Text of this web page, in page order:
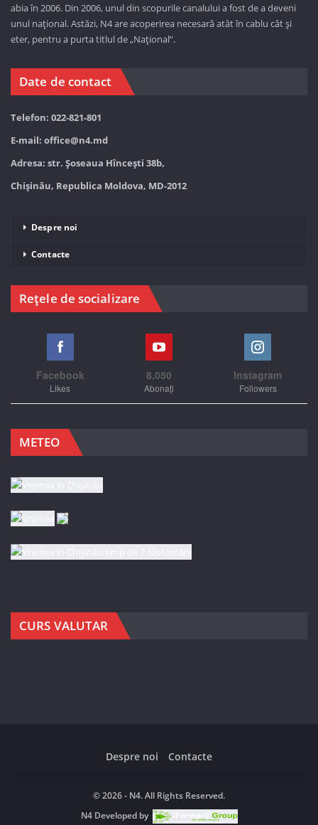
abia în 2006. Din 2006, unul din scopurile canalului a fost de a deveni
unul național. Astăzi, N4 are acoperirea necesară atât în cablu cât și
eter, pentru a purta titlul de „Național”.
Date de contact
Telefon: 022-821-801
E-mail: office@n4.md
Adresa: str. Șoseaua Hînceşti 38b,
Chișinău, Republica Moldova, MD-2012
Despre noi
Contacte
Rețele de socializare
Facebook
Likes
8,050
Abonați
Instagram
Followers
METEO
CURS VALUTAR
Despre noi Contacte
© 2026 - N4. All Rights Reserved.
N4Developed by